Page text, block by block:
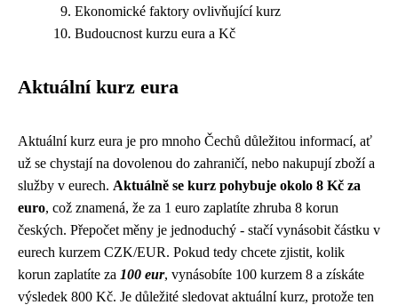
Ekonomické faktory ovlivňující kurz
Budoucnost kurzu eura a Kč
Aktuální kurz eura
Aktuální kurz eura je pro mnoho Čechů důležitou informací, ať
už se chystají na dovolenou do zahraničí, nebo nakupují zboží a
služby v eurech. Aktuálně se kurz pohybuje okolo 8 Kč za
euro, což znamená, že za 1 euro zaplatíte zhruba 8 korun
českých. Přepočet měny je jednoduchý - stačí vynásobit částku v
eurech kurzem CZK/EUR. Pokud tedy chcete zjistit, kolik
korun zaplatíte za 100 eur, vynásobíte 100 kurzem 8 a získáte
výsledek 800 Kč. Je důležité sledovat aktuální kurz, protože ten